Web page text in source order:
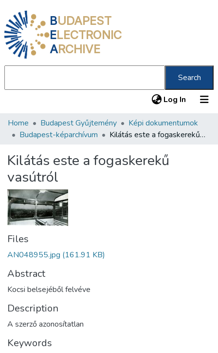
BUDAPEST
ELECTRONIC
ARCHIVE
Search
Log In (current)
Communities & Collections
Statistics
About us
Home Budapest Gyűjtemény
Képi dokumentumok
Budapest-képarchívum
Kilátás este a fogaskerekű vasútról
Kilátás este a fogaskerekű
vasútról
Files
AN048955.jpg (161.91 KB)
Abstract
Kocsi belsejéből felvéve
Description
A szerző azonosítatlan
Keywords